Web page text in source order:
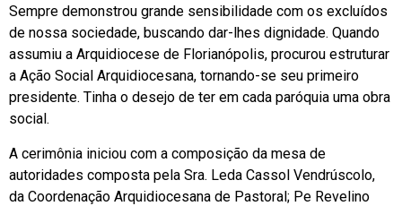
Sempre demonstrou grande sensibilidade com os excluídos
de nossa sociedade, buscando dar-lhes dignidade. Quando
assumiu a Arquidiocese de Florianópolis, procurou estruturar
a Ação Social Arquidiocesana, tornando-se seu primeiro
presidente. Tinha o desejo de ter em cada paróquia uma obra
social.
A cerimônia iniciou com a composição da mesa de
autoridades composta pela Sra. Leda Cassol Vendrúscolo,
da Coordenação Arquidiocesana de Pastoral; Pe Revelino